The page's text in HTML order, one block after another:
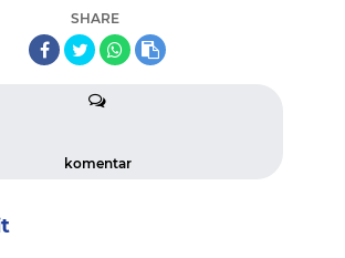
SHARE
komentar